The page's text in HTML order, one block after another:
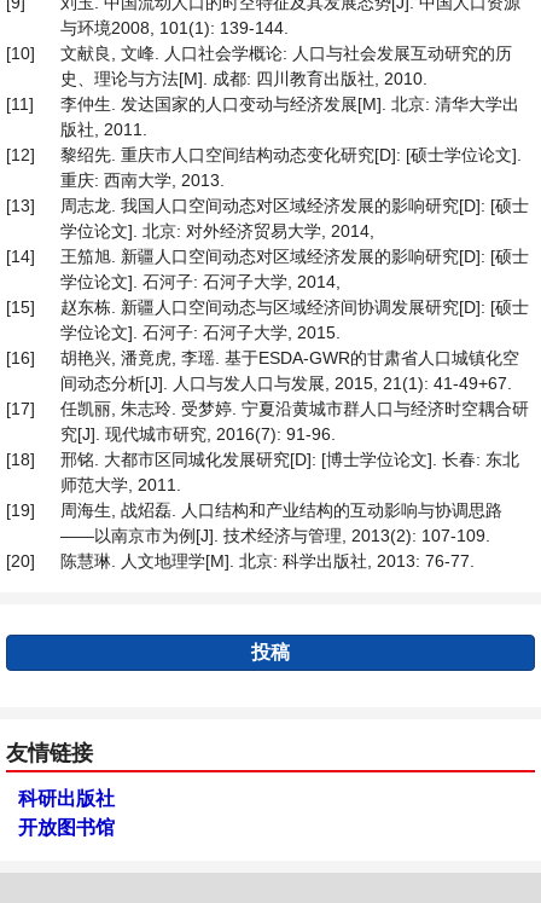
与环境2008, 101(1): 139-144.
[10]
文献良, 文峰. 人口社会学概论: 人口与社会发展互动研究的历
史、理论与方法[M]. 成都: 四川教育出版社, 2010.
[11]
李仲生. 发达国家的人口变动与经济发展[M]. 北京: 清华大学出
版社, 2011.
[12]
黎绍先. 重庆市人口空间结构动态变化研究[D]: [硕士学位论文].
重庆: 西南大学, 2013.
[13]
周志龙. 我国人口空间动态对区域经济发展的影响研究[D]: [硕士
学位论文]. 北京: 对外经济贸易大学, 2014,
[14]
王笳旭. 新疆人口空间动态对区域经济发展的影响研究[D]: [硕士
学位论文]. 石河子: 石河子大学, 2014,
[15]
赵东栋. 新疆人口空间动态与区域经济间协调发展研究[D]: [硕士
学位论文]. 石河子: 石河子大学, 2015.
[16]
胡艳兴, 潘竟虎, 李瑶. 基于ESDA-GWR的甘肃省人口城镇化空
间动态分析[J]. 人口与发人口与发展, 2015, 21(1): 41-49+67.
[17]
任凯丽, 朱志玲. 受梦婷. 宁夏沿黄城市群人口与经济时空耦合研
究[J]. 现代城市研究, 2016(7): 91-96.
[18]
邢铭. 大都市区同城化发展研究[D]: [博士学位论文]. 长春: 东北
师范大学, 2011.
[19]
周海生, 战炤磊. 人口结构和产业结构的互动影响与协调思路
——以南京市为例[J]. 技术经济与管理, 2013(2): 107-109.
[20]
陈慧琳. 人文地理学[M]. 北京: 科学出版社, 2013: 76-77.
投稿
友情链接
科研出版社
开放图书馆